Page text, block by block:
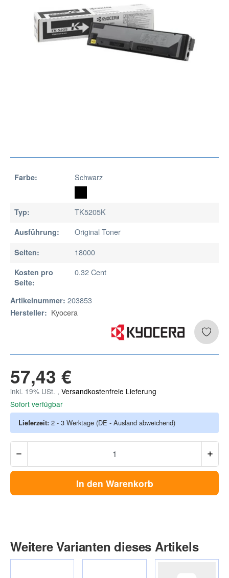
Farbe: Schwarz
Typ: TK5205K
Ausführung: Original Toner
Seiten: 18000
Kosten pro
Seite:
0.32 Cent
Artikelnummer: 203853
Hersteller: Kyocera
57,43 €
inkl. 19% USt. , Versandkostenfreie Lieferung
Sofort verfügbar
Lieferzeit: 2 - 3 Werktage (DE - Ausland abweichend)
In den Warenkorb
Weitere Varianten dieses Artikels